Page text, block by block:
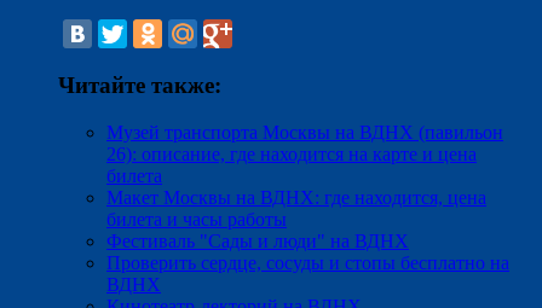
Читайте также:
Музей транспорта Москвы на ВДНХ (павильон
26): описание, где находится на карте и цена
билета
Макет Москвы на ВДНХ: где находится, цена
билета и часы работы
Фестиваль "Сады и люди" на ВДНХ
Проверить сердце, сосуды и стопы бесплатно на
ВДНХ